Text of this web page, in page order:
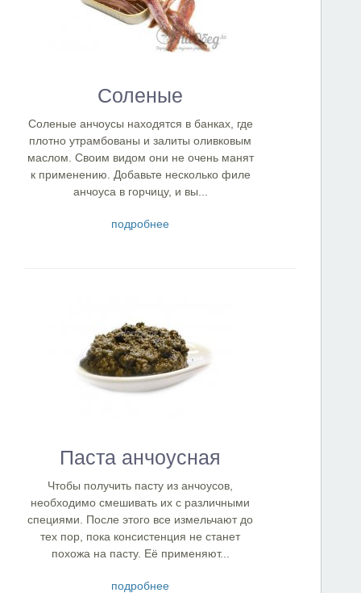
Соленые
Соленые анчоусы находятся в банках, где
плотно утрамбованы и залиты оливковым
маслом. Своим видом они не очень манят
к применению. Добавьте несколько филе
анчоуса в горчицу, и вы...
подробнее
Паста анчоусная
Чтобы получить пасту из анчоусов,
необходимо смешивать их с различными
специями. После этого все измельчают до
тех пор, пока консистенция не станет
похожа на пасту. Её применяют...
подробнее